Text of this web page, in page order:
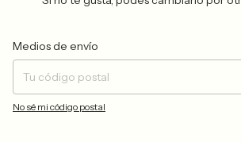
Entregas para el CP:
Medios de envío
No sé mi código postal